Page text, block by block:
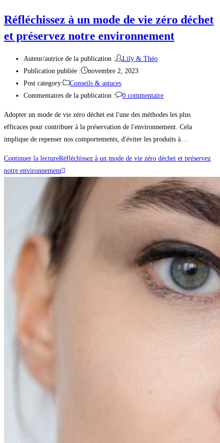
Réfléchissez à un mode de vie zéro déchet
et préservez notre environnement
Auteur/autrice de la publication :
Lily & Théo
Publication publiée :
novembre 2, 2023
Post category:
Conseils & astuces
Commentaires de la publication :
0 commentaire
Adopter un mode de vie zéro déchet est l'une des méthodes les plus
efficaces pour contribuer à la préservation de l'environnement. Cela
implique de repenser nos comportements, d'éviter les produits à…
Continuer la lectureRéfléchissez à un mode de vie zéro déchet et préservez
notre environnement